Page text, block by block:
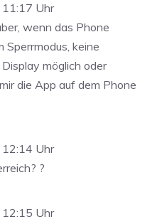
11:17 Uhr
wenn das Phone
Sperrmodus, keine
möglich oder
die App auf dem Phone
12:14 Uhr
?
12:15 Uhr